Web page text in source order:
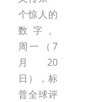
个惊人的
数字。
周一（7
月20
日），标
普全球评